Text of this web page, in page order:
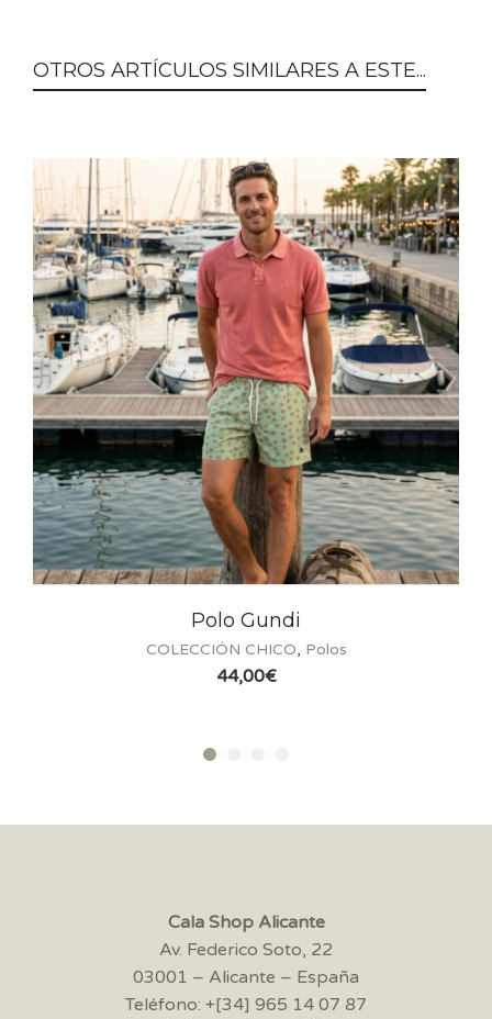
OTROS ARTÍCULOS SIMILARES A ESTE...
Polo Gundi
COLECCIÓN CHICO, Polos
44,00€
Cala Shop Alicante
Av. Federico Soto, 22
03001 – Alicante – España
Teléfono: +[34] 965 14 07 87